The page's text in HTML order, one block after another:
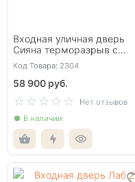
Входная уличная дверь
Сияна терморазрыв с
окном и решеткой
Код Товара: 2304
58 900 руб.
Нет отзывов
В наличии